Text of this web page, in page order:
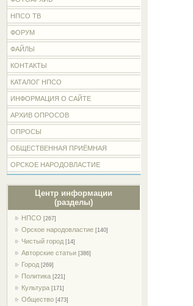
НПСО ТВ
ФОРУМ
ФАЙЛЫ
КОНТАКТЫ
КАТАЛОГ НПСО
ИНФОРМАЦИЯ О САЙТЕ
АРХИВ ОПРОСОВ
ОПРОСЫ
ОБЩЕСТВЕННАЯ ПРИЁМНАЯ
ОРСКОЕ НАРОДОВЛАСТИЕ
Центр информации
(разделы)
НПСО [267]
Орское народовластие [140]
Чистый город [14]
Авторские статьи [386]
Город [269]
Политика [221]
Культура [171]
Общество [473]